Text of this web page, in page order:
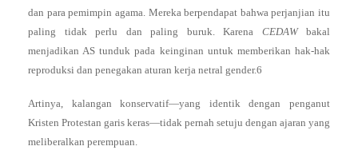
dan para pemimpin agama. Mereka berpendapat bahwa perjanjian itu
paling tidak perlu dan paling buruk. Karena CEDAWbakal
menjadikan AS tunduk pada keinginan untuk memberikan hak-hak
reproduksi dan penegakan aturan kerja netral gender.6
Artinya, kalangan konservatif—yang identik dengan penganut
Kristen Protestan garis keras—tidak pernah setuju dengan ajaran yang
meliberalkan perempuan.